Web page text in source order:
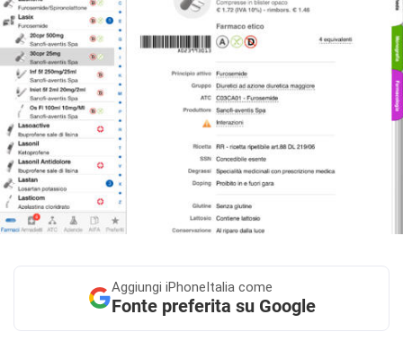
Aggiungi iPhoneItalia come
Fonte preferita su Google